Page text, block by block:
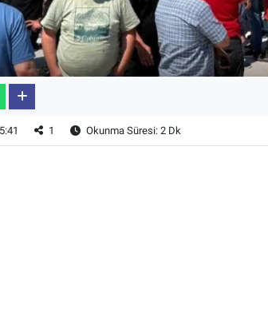
1 Okunma Süresi: 2 Dk